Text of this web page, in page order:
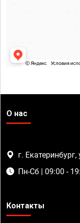
О нас
г.
Пн-Сб | 09:00 -
Контакты